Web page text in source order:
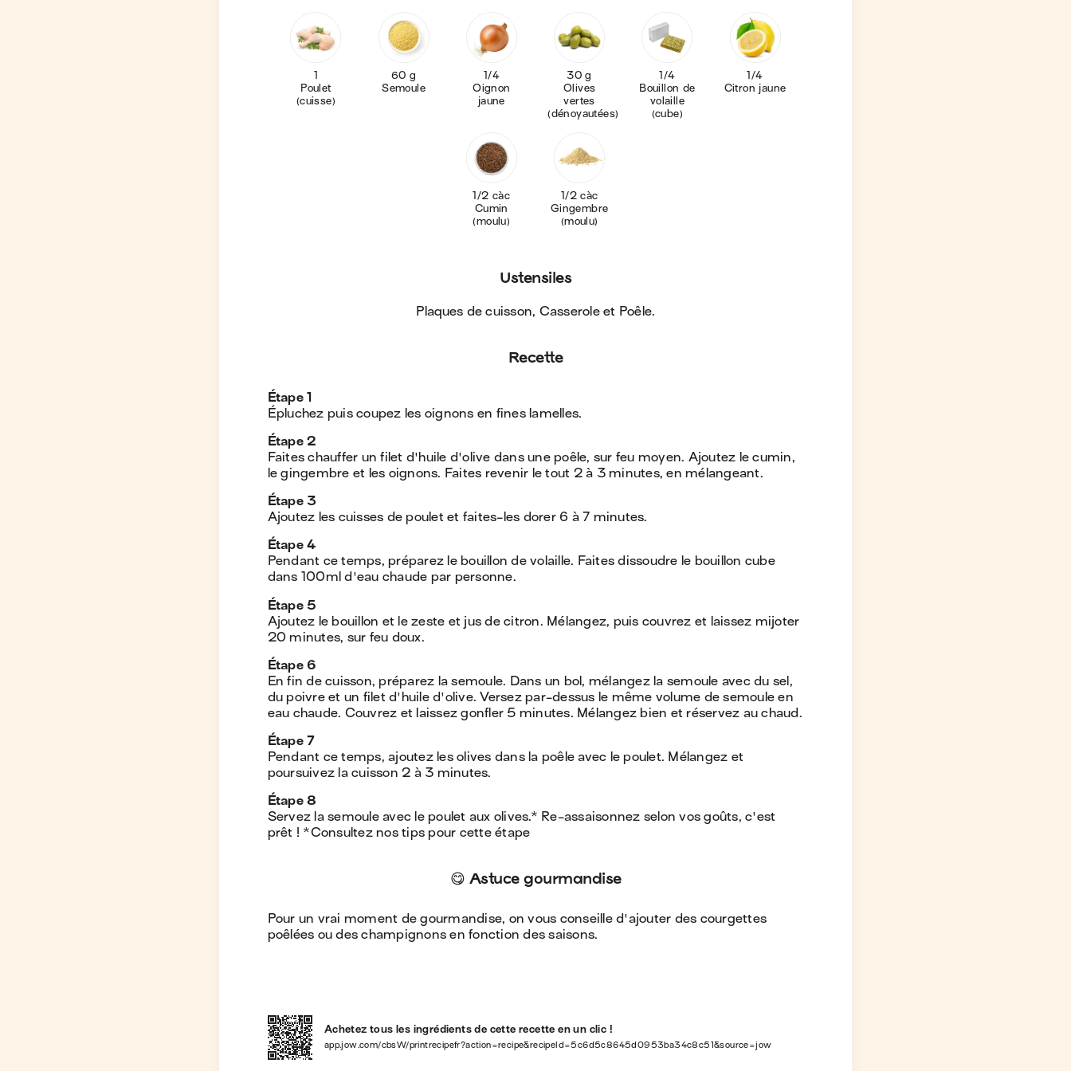
1
Poulet
(cuisse)
60 g
Semoule
1/4
Oignon
jaune
30 g
Olives
vertes
(dénoyautées)
1/4
Bouillon de
volaille
(cube)
1/4
Citron jaune
1/2 càc
Cumin
(moulu)
1/2 càc
Gingembre
(moulu)
Ustensiles
Plaques de cuisson, Casserole et Poêle.
Recette
Étape 1
Épluchez puis coupez les oignons en fines lamelles.
Étape 2
Faites chauffer un filet d'huile d'olive dans une poêle, sur feu moyen. Ajoutez le cumin,
le gingembre et les oignons. Faites revenir le tout 2 à 3 minutes, en mélangeant.
Étape 3
Ajoutez les cuisses de poulet et faites-les dorer 6 à 7 minutes.
Étape 4
Pendant ce temps, préparez le bouillon de volaille. Faites dissoudre le bouillon cube
dans 100ml d'eau chaude par personne.
Étape 5
Ajoutez le bouillon et le zeste et jus de citron. Mélangez, puis couvrez et laissez mijoter
20 minutes, sur feu doux.
Étape 6
En fin de cuisson, préparez la semoule. Dans un bol, mélangez la semoule avec du sel,
du poivre et un filet d'huile d'olive. Versez par-dessus le même volume de semoule en
eau chaude. Couvrez et laissez gonfler 5 minutes. Mélangez bien et réservez au chaud.
Étape 7
Pendant ce temps, ajoutez les olives dans la poêle avec le poulet. Mélangez et
poursuivez la cuisson 2 à 3 minutes.
Étape 8
Servez la semoule avec le poulet aux olives.* Re-assaisonnez selon vos goûts, c'est
prêt ! *Consultez nos tips pour cette étape
😋 Astuce gourmandise
Pour un vrai moment de gourmandise, on vous conseille d'ajouter des courgettes
poêlées ou des champignons en fonction des saisons.
Achetez tous les ingrédients de cette recette en un clic !
app.jow.com/cbsW/printrecipefr?action=recipe&recipeId=5c6d5c8645d0953ba34c8c51&source=jow